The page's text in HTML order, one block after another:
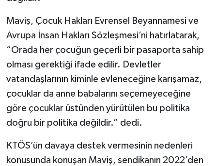
Maviş, Çocuk Hakları Evrensel Beyannamesi ve
Avrupa İnsan Hakları Sözleşmesi’ni hatırlatarak,
“Orada her çocuğun geçerli bir pasaporta sahip
olması gerektiği ifade edilir. Devletler
vatandaşlarının kiminle evleneceğine karışamaz,
çocuklar da anne babalarını seçemeyeceğine
göre çocuklar üstünden yürütülen bu politika
doğru bir politika değildir.” dedi.
KTÖS’ün davaya destek vermesinin nedenleri
konusunda konuşan Maviş, sendikanın 2022’den